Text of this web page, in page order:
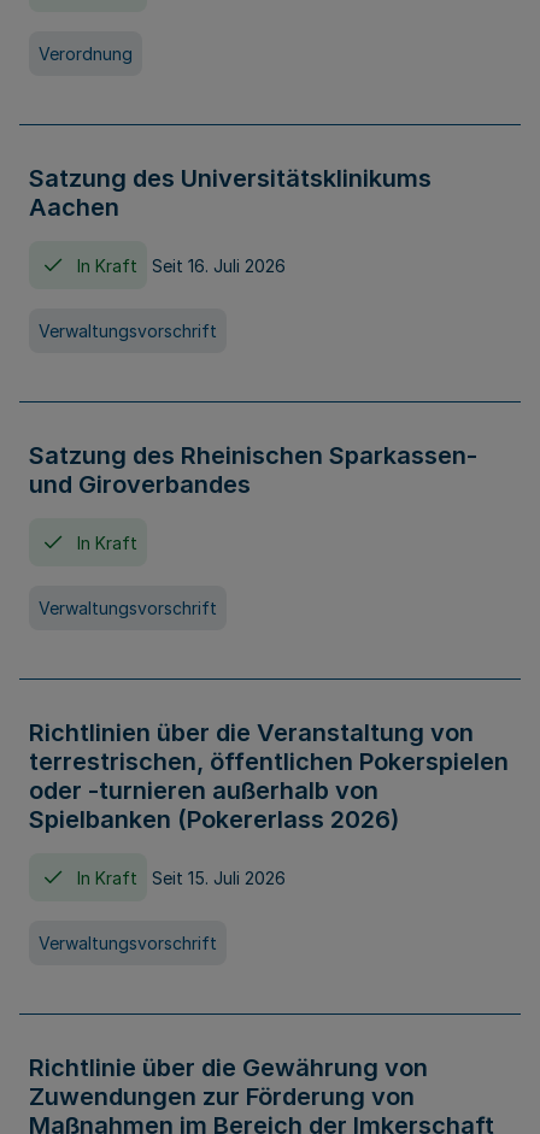
Verordnung
Satzung des Universitätsklinikums
Aachen
In Kraft Seit 16. Juli 2026
Verwaltungsvorschrift
Satzung des Rheinischen Sparkassen-
und Giroverbandes
In Kraft
Verwaltungsvorschrift
Richtlinien über die Veranstaltung von
terrestrischen, öffentlichen Pokerspielen
oder -turnieren außerhalb von
Spielbanken (Pokererlass 2026)
In Kraft Seit 15. Juli 2026
Verwaltungsvorschrift
Richtlinie über die Gewährung von
Zuwendungen zur Förderung von
Maßnahmen im Bereich der Imkerschaft